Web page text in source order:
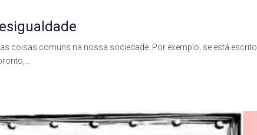
coisas comuns na nossa sociedade. Por exemplo, se está escrito